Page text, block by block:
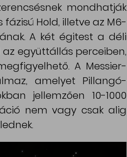
mondhatják
Hold, illetve az M6-
A két égitest a déli
együttállás perceiben,
A Messier-
amelyet Pillangó-
jellemzően 10-1000
nem vagy csak alig